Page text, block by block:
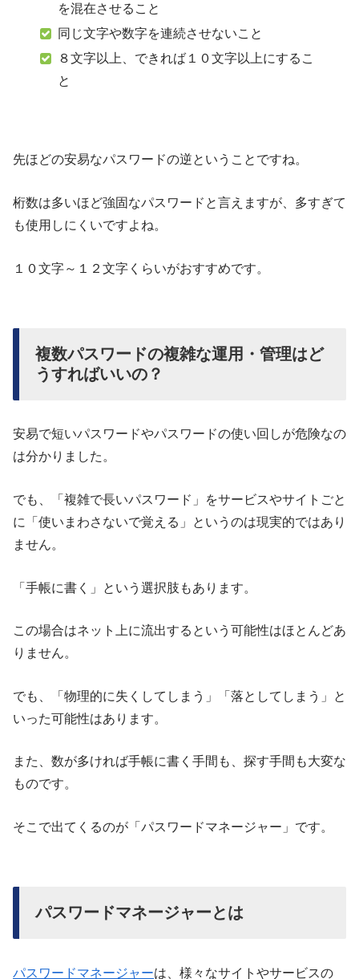
を混在させること
同じ文字や数字を連続させないこと
８文字以上、できれば１０文字以上にするこ
と
先ほどの安易なパスワードの逆ということですね。
桁数は多いほど強固なパスワードと言えますが、多すぎて
も使用しにくいですよね。
１０文字～１２文字くらいがおすすめです。
複数パスワードの複雑な運用・管理はど
うすればいいの？
安易で短いパスワードやパスワードの使い回しが危険なの
は分かりました。
でも、「複雑で長いパスワード」をサービスやサイトごと
に「使いまわさないで覚える」というのは現実的ではあり
ません。
「手帳に書く」という選択肢もあります。
この場合はネット上に流出するという可能性はほとんどあ
りません。
でも、「物理的に失くしてしまう」「落としてしまう」と
いった可能性はあります。
また、数が多ければ手帳に書く手間も、探す手間も大変な
ものです。
そこで出てくるのが「パスワードマネージャー」です。
パスワードマネージャーとは
パスワードマネージャーは、様々なサイトやサービスの